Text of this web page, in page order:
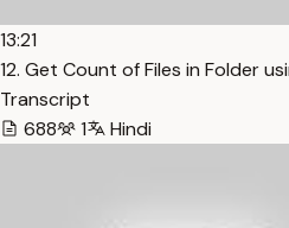
13:21
12. Get Count of Files in Folder
Transcript
688
1 Hindi